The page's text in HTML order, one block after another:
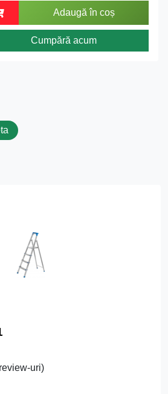
Adaugă în coș
Cumpără acum
uri)